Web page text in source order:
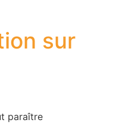
sur
paraître